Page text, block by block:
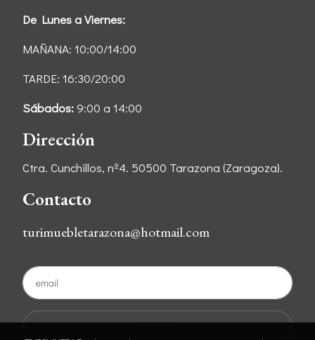
De Lunes a Viernes:
MAÑANA: 10:00/14:00
TARDE: 16:30/20:00
Sábados:9:00 a 14:00
Dirección
Ctra. Cunchillos, nº4. 50500 Tarazona (Zaragoza).
Contacto
turimuebletarazona@hotmail.com
ENVIAR